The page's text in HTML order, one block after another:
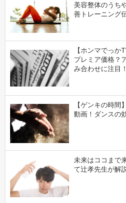
美容整体のうち
善トレーニング
【ホンマでっか
プレミア価格？
み合わせに注目！
【ゲンキの時間
動画！ダンスの
未来はココまで
て辻孝先生が解説